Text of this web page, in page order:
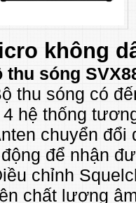
không
thu sóng
thu sóng có
hệ thống
chuyển
để nhận
chỉnh
chất lượng